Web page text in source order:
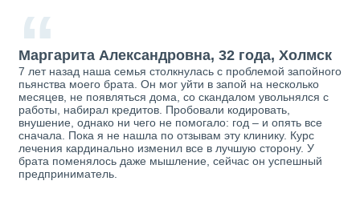
“
Маргарита Александровна, 32 года, Холмск
7 лет назад наша семья столкнулась с проблемой запойного
пьянства моего брата. Он мог уйти в запой на несколько
месяцев, не появляться дома, со скандалом увольнялся с
работы, набирал кредитов. Пробовали кодировать,
внушение, однако ни чего не помогало: год – и опять все
сначала. Пока я не нашла по отзывам эту клинику. Курс
лечения кардинально изменил все в лучшую сторону. У
брата поменялось даже мышление, сейчас он успешный
предприниматель.